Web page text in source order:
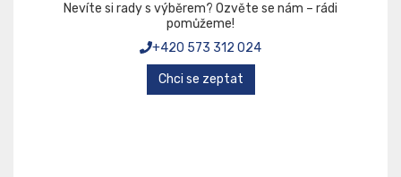
Nevíte si rady s výběrem? Ozvěte se nám – rádi
pomůžeme!
+420 573 312 024
Chci se zeptat